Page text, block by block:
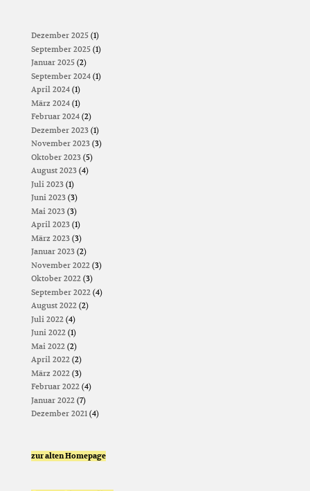
Dezember 2025(1)
September 2025(1)
Januar 2025(2)
September 2024(1)
April 2024(1)
März 2024(1)
Februar 2024(2)
Dezember 2023(1)
November 2023(3)
Oktober 2023(5)
August 2023(4)
Juli 2023(1)
Juni 2023(3)
Mai 2023(3)
April 2023(1)
März 2023(3)
Januar 2023(2)
November 2022(3)
Oktober 2022(3)
September 2022(4)
August 2022(2)
Juli 2022(4)
Juni 2022(1)
Mai 2022(2)
April 2022(2)
März 2022(3)
Februar 2022(4)
Januar 2022(7)
Dezember 2021(4)
zur alten Homepage